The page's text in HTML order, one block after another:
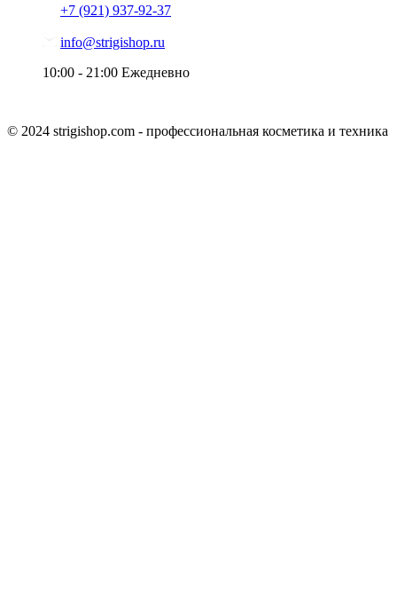
+7 (921) 937-92-37
info@strigishop.ru
10:00 - 21:00 Ежедневно
© 2024 strigishop.com - профессиональная косметика и техника